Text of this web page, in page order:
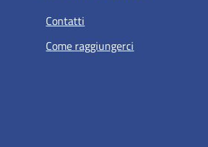
Contatti
Come raggiungerci